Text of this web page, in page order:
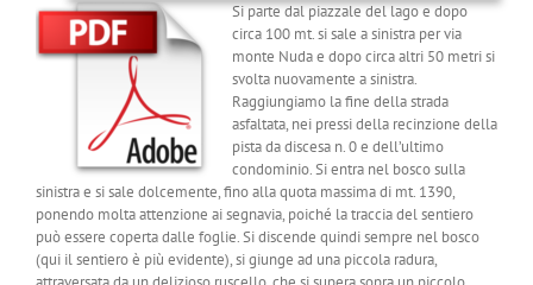
Si parte dal piazzale del lago e dopo
circa 100 mt. si sale a sinistra per via
monte Nuda e dopo circa altri 50 metri si
svolta nuovamente a sinistra.
Raggiungiamo la fine della strada
asfaltata, nei pressi della recinzione della
pista da discesa n. 0 e dell’ultimo
condominio. Si entra nel bosco sulla
sinistra e si sale dolcemente, fino alla quota massima di mt. 1390,
ponendo molta attenzione ai segnavia, poiché la traccia del sentiero
può essere coperta dalle foglie. Si discende quindi sempre nel bosco
(qui il sentiero è più evidente), si giunge ad una piccola radura,